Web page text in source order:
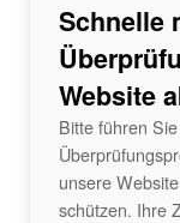
Schnelle
Website
Bitte führen
unsere
schützen. Ihre